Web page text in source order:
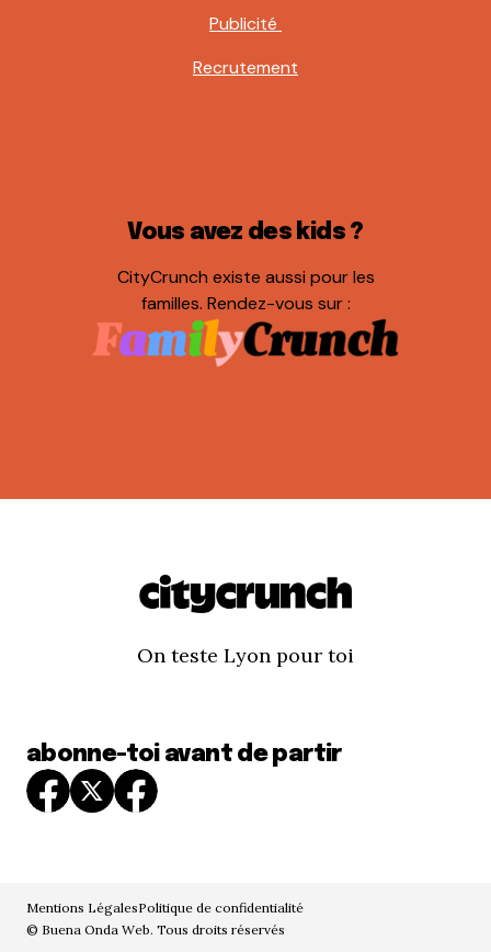
Publicité
Recrutement
Vous avez des kids ?
CityCrunch existe aussi pour les
familles. Rendez-vous sur :
On teste Lyon pour toi
abonne-toi avant de partir
Mentions LégalesPolitique de confidentialité
© Buena Onda Web. Tous droits réservés